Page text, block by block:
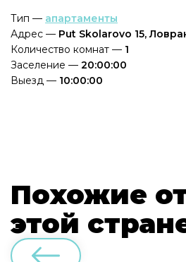
Тип — апартаменты
Адрес — Put Skolarovo 15,
Количество комнат — 1
Заселение — 20:00:00
Выезд — 10:00:00
Похожие
этой